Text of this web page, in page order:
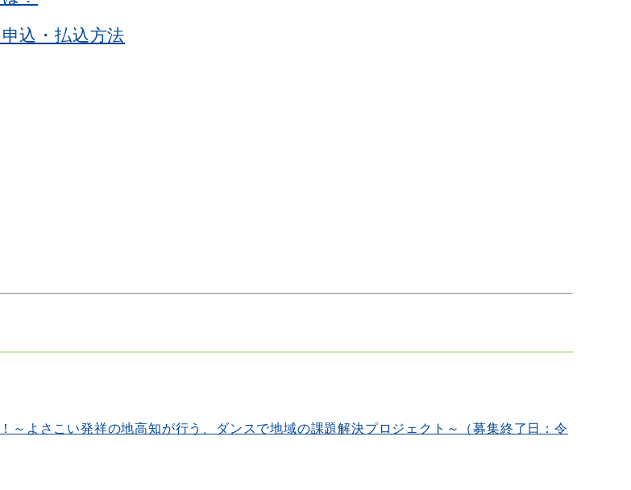
込・払込方法
～よさこい発祥の地高知が行う、ダンスで地域の課題解決プロジェクト～（募集終了日：令